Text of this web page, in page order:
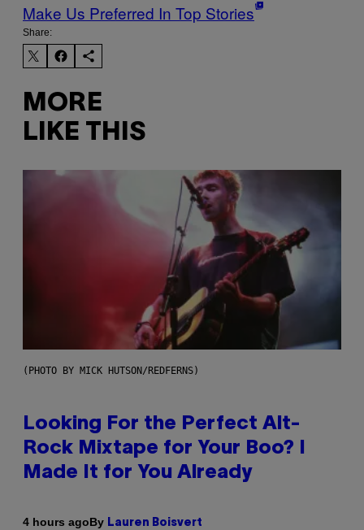
Make Us Preferred In Top Stories
Share:
MORE
LIKE THIS
(PHOTO BY MICK HUTSON/REDFERNS)
Looking For the Perfect Alt-
Rock Mixtape for Your Boo? I
Made It for You Already
4 hours agoBy Lauren Boisvert